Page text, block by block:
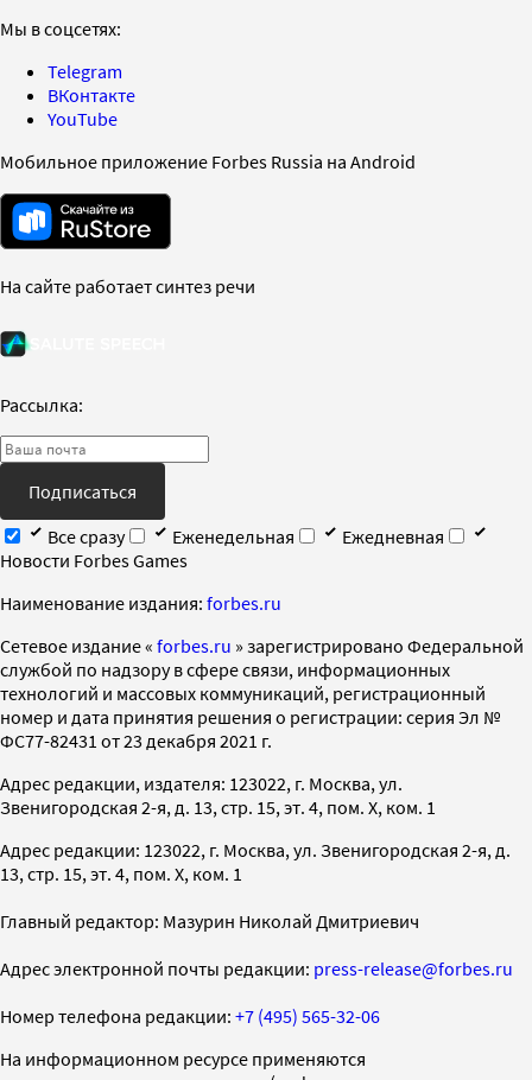
Мы в соцсетях:
Telegram
ВКонтакте
YouTube
Мобильное приложение Forbes Russia на Android
На сайте работает синтез речи
Рассылка:
Подписаться
Все сразу
Еженедельная
Ежедневная
Новости Forbes Games
Наименование издания: forbes.ru
Cетевое издание « forbes.ru » зарегистрировано Федеральной
службой по надзору в сфере связи, информационных
технологий и массовых коммуникаций, регистрационный
номер и дата принятия решения о регистрации: серия Эл №
ФС77-82431 от 23 декабря 2021 г.
Адрес редакции, издателя: 123022, г. Москва, ул.
Звенигородская 2-я, д. 13, стр. 15, эт. 4, пом. X, ком. 1
Адрес редакции: 123022, г. Москва, ул. Звенигородская 2-я, д.
13, стр. 15, эт. 4, пом. X, ком. 1
Главный редактор: Мазурин Николай Дмитриевич
Адрес электронной почты редакции: press-release@forbes.ru
Номер телефона редакции: +7 (495) 565-32-06
На информационном ресурсе применяются